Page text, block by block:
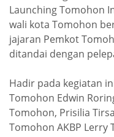
Launching Tomohon
wali kota Tomohon
jajaran Pemkot
ditandai dengan
Hadir pada kegiatan
Tomohon Edwin
Tomohon, Prisilia
Tomohon AKBP Lerry